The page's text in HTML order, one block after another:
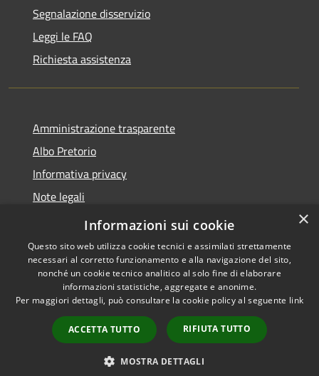
Segnalazione disservizio
Leggi le FAQ
Richiesta assistenza
Amministrazione trasparente
Albo Pretorio
Informativa privacy
Note legali
Dichiarazione di accessibilità
Accessibilità
Copyright © 2026 • Comune di
Mussolente • Powered by
Municipium•
Accesso
redazione
×
Informazioni sui cookie
Questo sito web utilizza cookie tecnici e assimilati strettamente
necessari al corretto funzionamento e alla navigazione del sito,
nonché un cookie tecnico analitico al solo fine di elaborare
informazioni statistiche, aggregate e anonime.
Per maggiori dettagli, può consultare la cookie policy al seguente link
ACCETTA TUTTO RIFIUTA TUTTO
MOSTRA DETTAGLI